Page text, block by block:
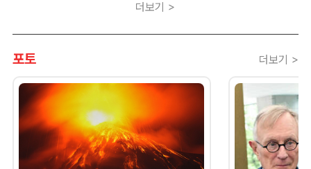
더보기 >
포토 더보기 >